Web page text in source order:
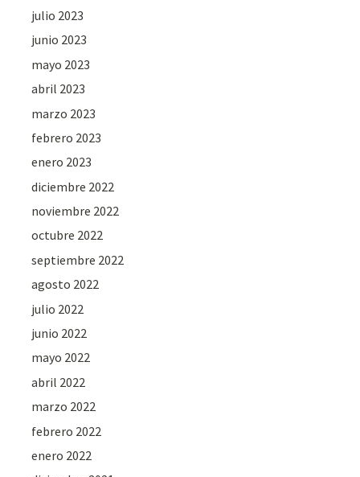
julio 2023
junio 2023
mayo 2023
abril 2023
marzo 2023
febrero 2023
enero 2023
diciembre 2022
noviembre 2022
octubre 2022
septiembre 2022
agosto 2022
julio 2022
junio 2022
mayo 2022
abril 2022
marzo 2022
febrero 2022
enero 2022